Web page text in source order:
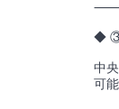
◆ ③
中
可